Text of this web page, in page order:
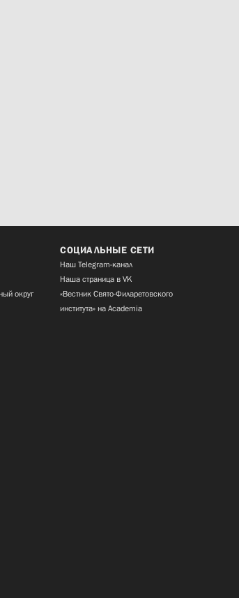
округ
СОЦИАЛЬНЫЕ СЕТИ
Наш Telegram-канал
Наша страница в VK
«Вестник Свято-Филаретовского
института» на Academia